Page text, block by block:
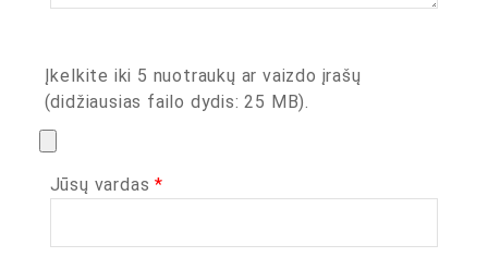
Įkelkite iki 5 nuotraukų ar vaizdo įrašų
(didžiausias failo dydis: 25 MB).
Jūsų vardas*